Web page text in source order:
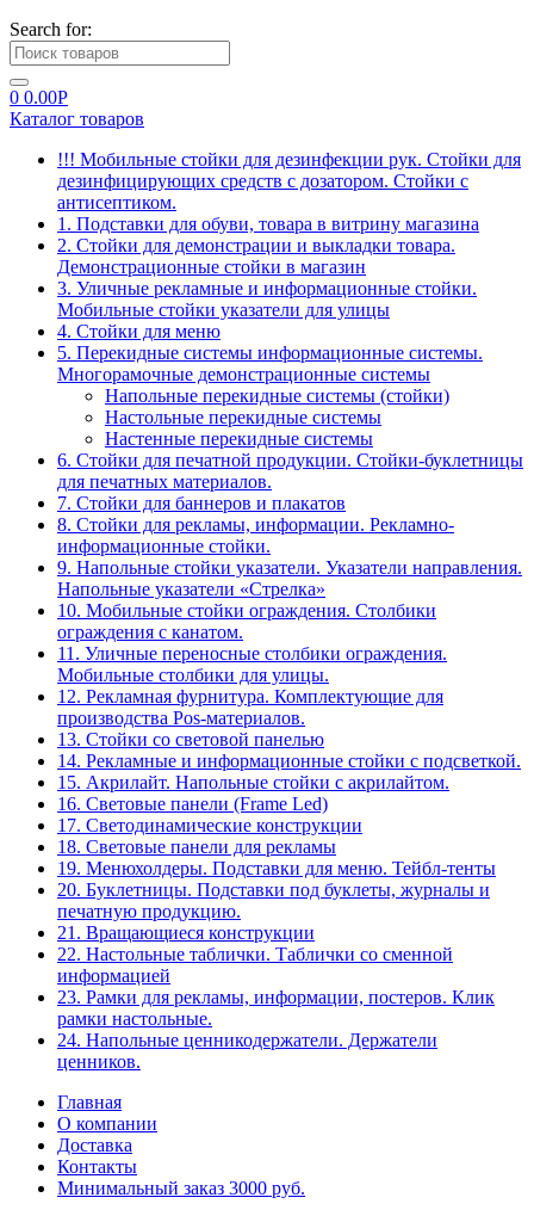
Search for:
0 0.00Р
Каталог товаров
!!! Мобильные стойки для дезинфекции рук. Стойки для
дезинфицирующих средств с дозатором. Стойки с
антисептиком.
1. Подставки для обуви, товара в витрину магазина
2. Стойки для демонстрации и выкладки товара.
Демонстрационные стойки в магазин
3. Уличные рекламные и информационные стойки.
Мобильные стойки указатели для улицы
4. Стойки для меню
5. Перекидные системы информационные системы.
Многорамочные демонстрационные системы
Напольные перекидные системы (стойки)
Настольные перекидные системы
Настенные перекидные системы
6. Стойки для печатной продукции. Стойки-буклетницы
для печатных материалов.
7. Стойки для баннеров и плакатов
8. Стойки для рекламы, информации. Рекламно-
информационные стойки.
9. Напольные стойки указатели. Указатели направления.
Напольные указатели «Стрелка»
10. Мобильные стойки ограждения. Столбики
ограждения с канатом.
11. Уличные переносные столбики ограждения.
Мобильные столбики для улицы.
12. Рекламная фурнитура. Комплектующие для
производства Pos-материалов.
13. Стойки со световой панелью
14. Рекламные и информационные стойки с подсветкой.
15. Акрилайт. Напольные стойки с акрилайтом.
16. Световые панели (Frame Led)
17. Светодинамические конструкции
18. Световые панели для рекламы
19. Менюхолдеры. Подставки для меню. Тейбл-тенты
20. Буклетницы. Подставки под буклеты, журналы и
печатную продукцию.
21. Вращающиеся конструкции
22. Настольные таблички. Таблички со сменной
информацией
23. Рамки для рекламы, информации, постеров. Клик
рамки настольные.
24. Напольные ценникодержатели. Держатели
ценников.
Главная
О компании
Доставка
Контакты
Минимальный заказ 3000 руб.